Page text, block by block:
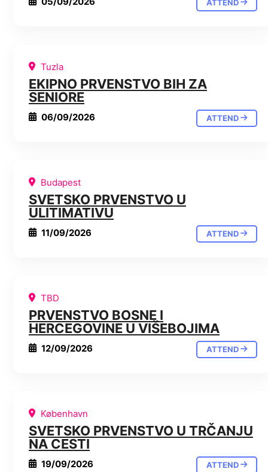
ATTEND
Tuzla
EKIPNO PRVENSTVO BIH ZA
SENIORE
06/09/2026 ATTEND
Budapest
SVETSKO PRVENSTVO U
ULITIMATIVU
11/09/2026 ATTEND
TBD
PRVENSTVO BOSNE I
HERCEGOVINE U VIŠEBOJIMA
12/09/2026 ATTEND
København
SVETSKO PRVENSTVO U TRČANJU
NA CESTI
19/09/2026 ATTEND